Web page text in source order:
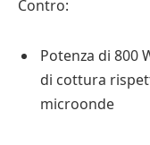
Contro:
Potenza di 800
di cottura
microonde